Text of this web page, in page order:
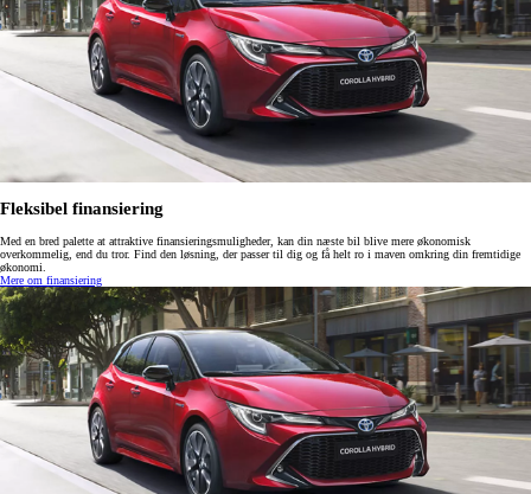
Fleksibel finansiering
Med en bred palette at attraktive finansieringsmuligheder, kan din næste bil blive mere økonomisk
overkommelig, end du tror. Find den løsning, der passer til dig og få helt ro i maven omkring din fremtidige
økonomi.
Mere om finansiering